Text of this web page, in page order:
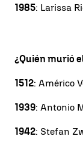
1985: Larissa
¿Quién murió
1512: Américo
1939: Antonio
1942: Stefan